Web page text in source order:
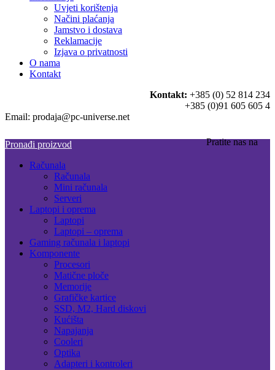
Uvjeti korištenja
Načini plaćanja
Jamstvo i dostava
Reklamacije
Izjava o privatnosti
O nama
Kontakt
Kontakt: +385 (0) 52 814 234
+385 (0)91 605 605 4
Email: prodaja@pc-universe.net
Pratite nas na
Pronađi proizvod
Računala
Računala
Mini računala
Serveri
Laptopi i oprema
Laptopi
Laptopi – oprema
Gaming računala i laptopi
Komponente
Procesori
Matične ploče
Memorije
Grafičke kartice
SSD, M2, Hard diskovi
Kućišta
Napajanja
Cooleri
Optika
Adapteri i kontroleri